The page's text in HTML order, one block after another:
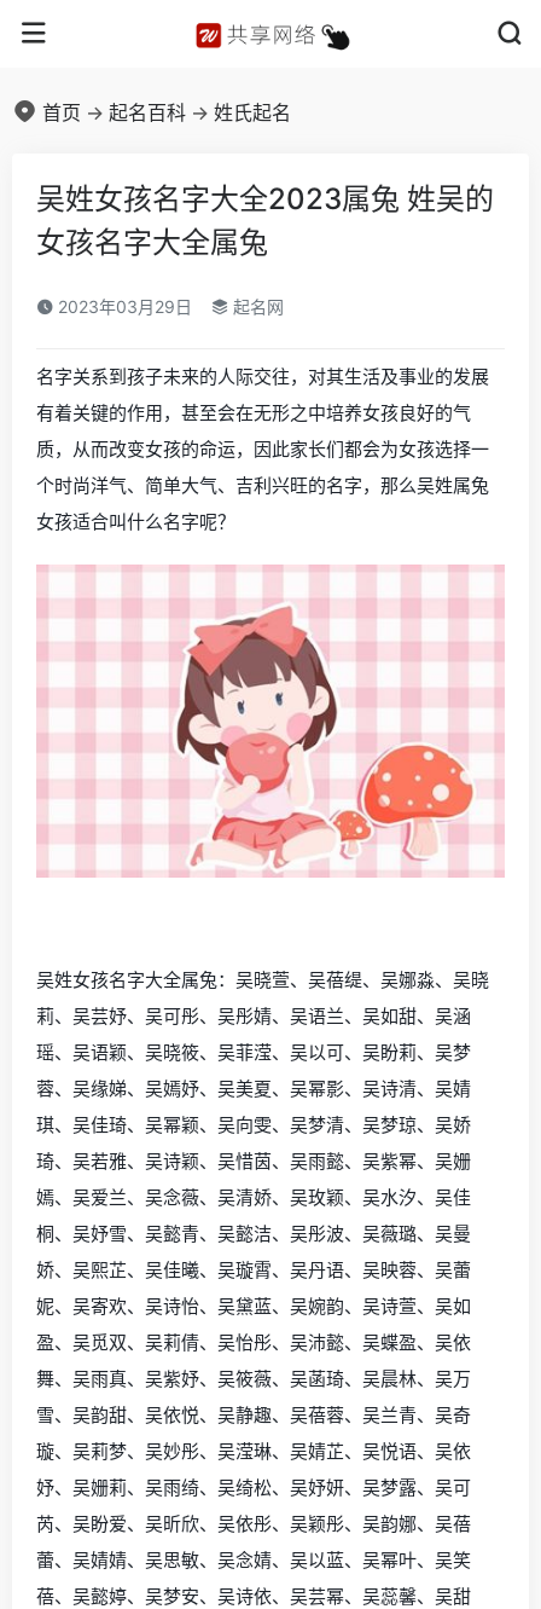
首页 -> 起名百科 -> 姓氏起名
吴姓女孩名字大全2023属兔 姓吴的
女孩名字大全属兔
2023年03月29日 起名网
名字关系到孩子未来的人际交往，对其生活及事业的发展
有着关键的作用，甚至会在无形之中培养女孩良好的气
质，从而改变女孩的命运，因此家长们都会为女孩选择一
个时尚洋气、简单大气、吉利兴旺的名字，那么吴姓属兔
女孩适合叫什么名字呢？
吴姓女孩名字大全属兔：吴晓萱、吴蓓缇、吴娜淼、吴晓
莉、吴芸妤、吴可彤、吴彤婧、吴语兰、吴如甜、吴涵
瑶、吴语颖、吴晓筱、吴菲滢、吴以可、吴盼莉、吴梦
蓉、吴缘娣、吴嫣妤、吴美夏、吴幂影、吴诗清、吴婧
琪、吴佳琦、吴幂颖、吴向雯、吴梦清、吴梦琼、吴娇
琦、吴若雅、吴诗颖、吴惜茵、吴雨懿、吴紫幂、吴姗
嫣、吴爱兰、吴念薇、吴清娇、吴玫颖、吴水汐、吴佳
桐、吴妤雪、吴懿青、吴懿洁、吴彤波、吴薇璐、吴曼
娇、吴熙芷、吴佳曦、吴璇霄、吴丹语、吴映蓉、吴蕾
妮、吴寄欢、吴诗怡、吴黛蓝、吴婉韵、吴诗萱、吴如
盈、吴觅双、吴莉倩、吴怡彤、吴沛懿、吴蝶盈、吴依
舞、吴雨真、吴紫妤、吴筱薇、吴菡琦、吴晨林、吴万
雪、吴韵甜、吴依悦、吴静趣、吴蓓蓉、吴兰青、吴奇
璇、吴莉梦、吴妙彤、吴滢琳、吴婧芷、吴悦语、吴依
妤、吴姗莉、吴雨绮、吴绮松、吴妤妍、吴梦露、吴可
芮、吴盼爱、吴昕欣、吴依彤、吴颖彤、吴韵娜、吴蓓
蕾、吴婧婧、吴思敏、吴念婧、吴以蓝、吴幂叶、吴笑
蓓、吴懿婷、吴梦安、吴诗依、吴芸幂、吴蕊馨、吴甜